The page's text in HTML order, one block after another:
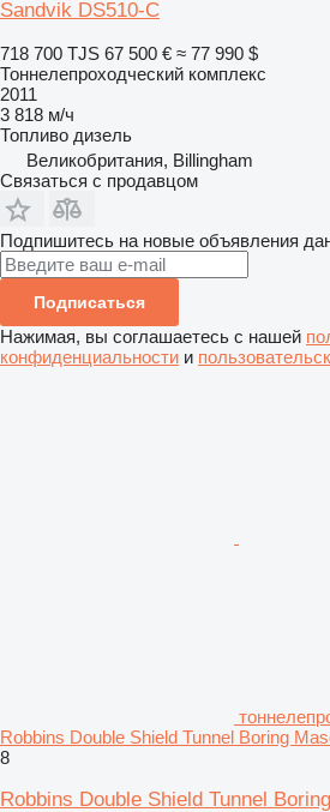
Sandvik DS510-C
718 700 TJS 67 500 € ≈ 77 990 $
Тоннелепроходческий комплекс
2011
3 818 м/ч
Топливо дизель
Великобритания, Billingham
Связаться с продавцом
Подпишитесь на новые объявления
Подписаться
Нажимая, вы соглашаетесь с нашей
конфиденциальности и
Robbins Double Shield Tunnel Boring
8
Robbins Double Shield Tunnel